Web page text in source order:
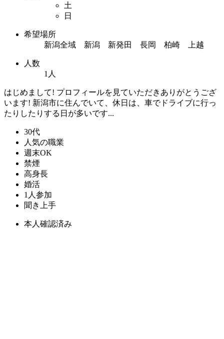
土
日
希望場所
新潟全域 新潟 新発田 長岡 柏崎 上越
人数
1人
はじめまして! プロフィールを見ていただきありがとうござ
います! 新潟市に住んでいて、休日は、車でドライブに行っ
たりしたりする日が多いです...
30代
人気の職業
週末OK
禁煙
高身長
婚活
1人参加
聞き上手
本人確認済み